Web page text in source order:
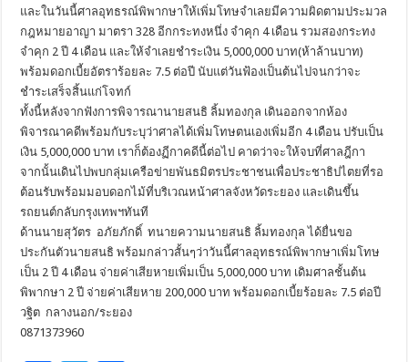
และในวันนี้ศาลอุทธรณ์พิพากษาให้เพิ่มโทษจำเลยมีความผิดตามประมวล
กฎหมายอาญา มาตรา 328 อีกกระทงหนึ่ง จำคุก 4 เดือน รวมสองกระทง
จำคุก 2 ปี 4 เดือน และให้จำเลยชำระเงิน 5,000,000 บาท(ห้าล้านบาท)
พร้อมดอกเบี้ยอัตราร้อยละ 7.5 ต่อปี นับแต่วันฟ้องเป็นต้นไปจนกว่าจะ
ชำระเสร็จสิ้นแก่โจทก์
ทั้งนี้หลังจากฟังการพิจารณานายสนธิ ลิ้มทองกุล เดินออกจากห้อง
พิจารณาคดีพร้อมกับระบุว่าศาลได้เพิ่มโทษตนเองเพิ่มอีก 4 เดือน ปรับเป็น
เงิน 5,000,000 บาท เราก็ต้องฏีกาคดีนี้ต่อไป คาดว่าจะให้จบที่ศาลฎีกา
จากนั้นเดินไปพบกลุ่มเครือข่ายพันธมิตรประชาชนเพื่อประชาธิปไตยที่รอ
ต้อนรับพร้อมมอบดอกไม้ที่บริเวณหน้าศาลจังหวัดระยอง และเดินขึ้น
รถยนต์กลับกรุงเทพฯทันที
ด้านนายสุวัตร อภัยภักดิ์ ทนายความนายสนธิ ลิ้มทองกุล ได้ยื่นขอ
ประกันตัวนายสนธิ พร้อมกล่าวสั้นๆว่าวันนี้ศาลอุทธรณ์พิพากษาเพิ่มโทษ
เป็น 2 ปี 4 เดือน จ่ายค่าเสียหายเพิ่มเป็น 5,000,000 บาท เดิมศาลชั้นต้น
พิพากษา 2 ปี จ่ายค่าเสียหาย 200,000 บาท พร้อมดอกเบี้ยร้อยละ 7.5 ต่อปี
วฐิต กลางนอก/ระยอง
0871373960